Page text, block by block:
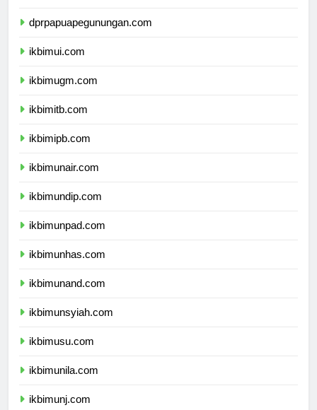
dprpapuapegunungan.com
ikbimui.com
ikbimugm.com
ikbimitb.com
ikbimipb.com
ikbimunair.com
ikbimundip.com
ikbimunpad.com
ikbimunhas.com
ikbimunand.com
ikbimunsyiah.com
ikbimusu.com
ikbimunila.com
ikbimunj.com